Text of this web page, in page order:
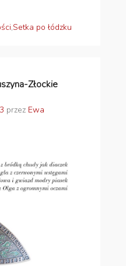
,Setka po łódzku
Złockie
przez Ewa